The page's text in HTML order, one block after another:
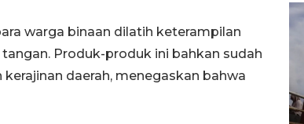
warga binaan dilatih keterampilan
Produk-produk ini bahkan sudah
daerah, menegaskan bahwa